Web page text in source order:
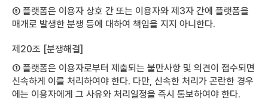
⑤ 플랫폼은 이용자 상호 간 또는 이용자와 제3자 간에 플랫폼을
매개로 발생한 분쟁 등에 대하여 책임을 지지 아니한다.
제20조 [분쟁해결]
① 플랫폼은 이용자로부터 제출되는 불만사항 및 의견이 접수되면
신속하게 이를 처리하여야 한다. 다만, 신속한 처리가 곤란한 경우
에는 이용자에게 그 사유와 처리일정을 즉시 통보하여야 한다.